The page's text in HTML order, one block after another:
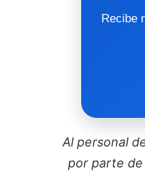
Recibe
Al personal
por parte de